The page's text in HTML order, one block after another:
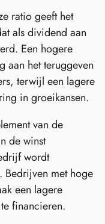
ratio geeft het
als dividend aan
Een hogere
aan het teruggeven
terwijl een lagere
in groeikansen.
van de
de winst
wordt
Bedrijven met hoge
een lagere
financieren.